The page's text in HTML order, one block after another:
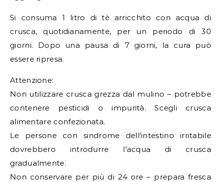
Si consuma 1 litro di tè arricchito con acqua di
crusca, quotidianamente, per un periodo di 30
giorni. Dopo una pausa di 7 giorni, la cura può
essere ripresa.
Attenzione:
Non utilizzare crusca grezza dal mulino – potrebbe
contenere pesticidi o impurità. Scegli crusca
alimentare confezionata.
Le persone con sindrome dell’intestino irritabile
dovrebbero introdurre l’acqua di crusca
gradualmente.
Non conservare per più di 24 ore – prepara fresca